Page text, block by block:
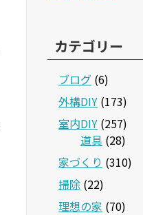
カテゴリー
ブログ (6)
外構DIY (173)
室内DIY (257)
道具 (28)
家づくり (310)
掃除 (22)
理想の家 (70)